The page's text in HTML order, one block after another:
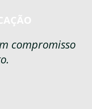
compromisso